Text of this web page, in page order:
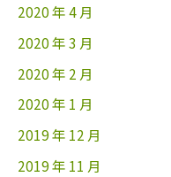
2020 年 4 月
2020 年 3 月
2020 年 2 月
2020 年 1 月
2019 年 12 月
2019 年 11 月